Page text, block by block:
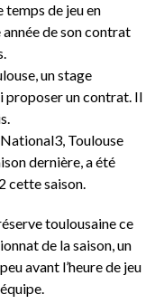
temps de jeu en
de son contrat
un stage
proposer un contrat. Il
Toulouse
dernière, a été
cette saison.
toulousaine ce
de la saison, un
avant l’heure de jeu